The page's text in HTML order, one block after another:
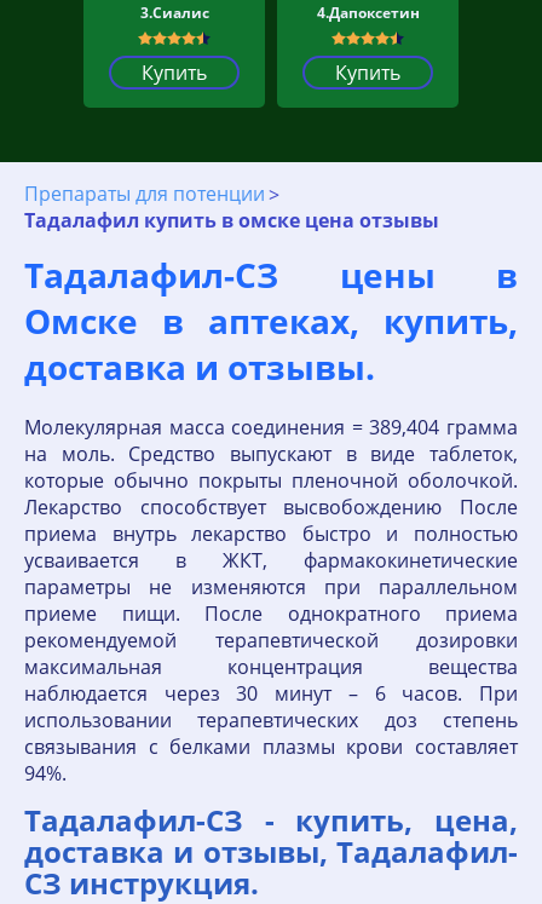
3.Сиалис
Купить
4.Дапоксетин
Купить
Препараты для потенции
Тадалафил купить в омске цена отзывы
Тадалафил-СЗ цены в
Омске в аптеках, купить,
доставка и отзывы.
Молекулярная масса соединения = 389,404 грамма
на моль. Средство выпускают в виде таблеток,
которые обычно покрыты пленочной оболочкой.
Лекарство способствует высвобождению После
приема внутрь лекарство быстро и полностью
усваивается в ЖКТ, фармакокинетические
параметры не изменяются при параллельном
приеме пищи. После однократного приема
рекомендуемой терапевтической дозировки
максимальная концентрация вещества
наблюдается через 30 минут – 6 часов. При
использовании терапевтических доз степень
связывания с белками плазмы крови составляет
94%.
Тадалафил-СЗ - купить, цена,
доставка и отзывы, Тадалафил-
СЗ инструкция.